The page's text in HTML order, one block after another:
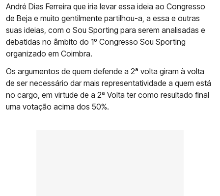
André Dias Ferreira que iria levar essa ideia ao Congresso
de Beja e muito gentilmente partilhou-a, a essa e outras
suas ideias, com o Sou Sporting para serem analisadas e
debatidas no âmbito do 1º Congresso Sou Sporting
organizado em Coimbra.
Os argumentos de quem defende a 2ª volta giram à volta
de ser necessário dar mais representatividade a quem está
no cargo, em virtude de a 2ª Volta ter como resultado final
uma votação acima dos 50%.